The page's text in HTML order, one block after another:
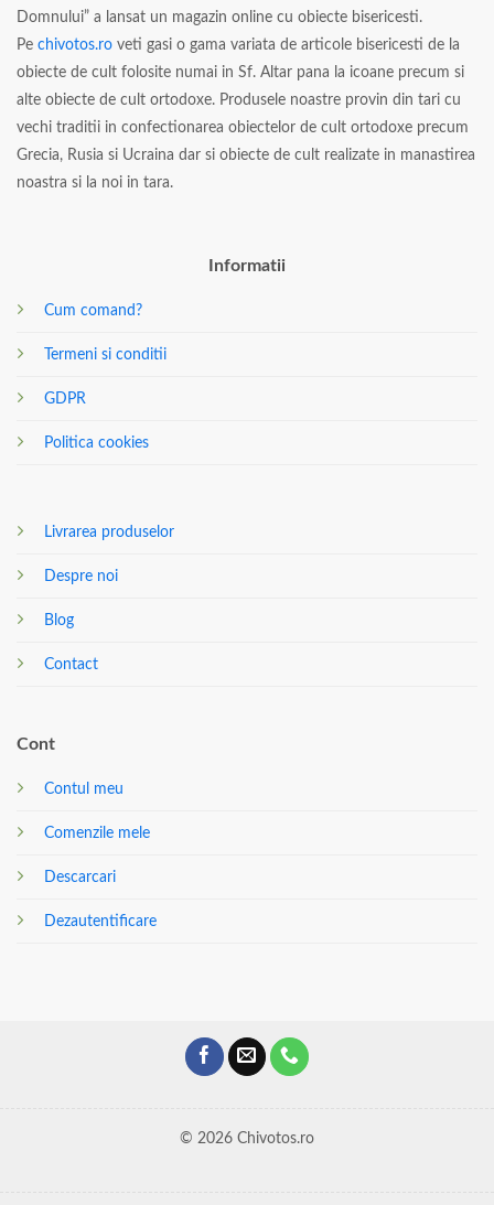
Domnului” a lansat un magazin online cu obiecte bisericesti.
Pe chivotos.ro veti gasi o gama variata de articole bisericesti de la
obiecte de cult folosite numai in Sf. Altar pana la icoane precum si
alte obiecte de cult ortodoxe. Produsele noastre provin din tari cu
vechi traditii in confectionarea obiectelor de cult ortodoxe precum
Grecia, Rusia si Ucraina dar si obiecte de cult realizate in manastirea
noastra si la noi in tara.
Informatii
Cum comand?
Termeni si conditii
GDPR
Politica cookies
Livrarea produselor
Despre noi
Blog
Contact
Cont
Contul meu
Comenzile mele
Descarcari
Dezautentificare
© 2026 Chivotos.ro